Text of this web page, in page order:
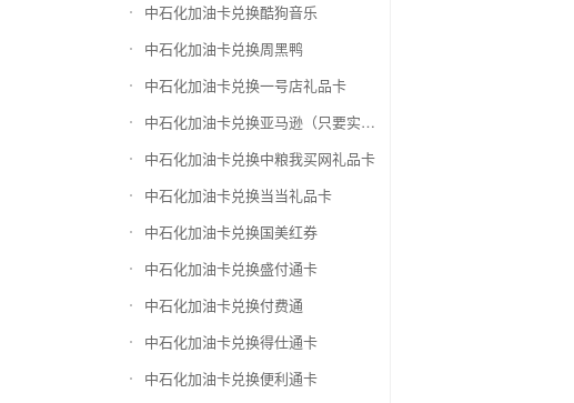
中石化加油卡兑换酷狗音乐
中石化加油卡兑换周黑鸭
中石化加油卡兑换一号店礼品卡
中石化加油卡兑换亚马逊（只要实体卡）
中石化加油卡兑换中粮我买网礼品卡
中石化加油卡兑换当当礼品卡
中石化加油卡兑换国美红券
中石化加油卡兑换盛付通卡
中石化加油卡兑换付费通
中石化加油卡兑换得仕通卡
中石化加油卡兑换便利通卡